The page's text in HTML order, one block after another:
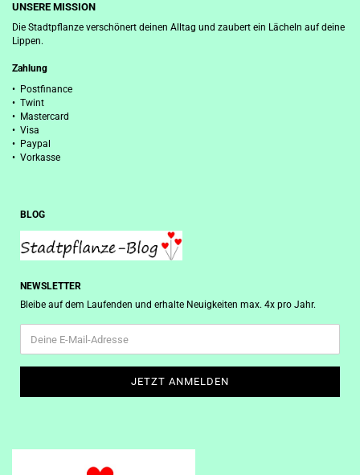
UNSERE MISSION
Die Stadtpflanze verschönert deinen Alltag und zaubert ein Lächeln auf deine
Lippen.
Zahlung
• Postfinance
• Twint
• Mastercard
• Visa
• Paypal
• Vorkasse
BLOG
NEWSLETTER
Bleibe auf dem Laufenden und erhalte Neuigkeiten max. 4x pro Jahr.